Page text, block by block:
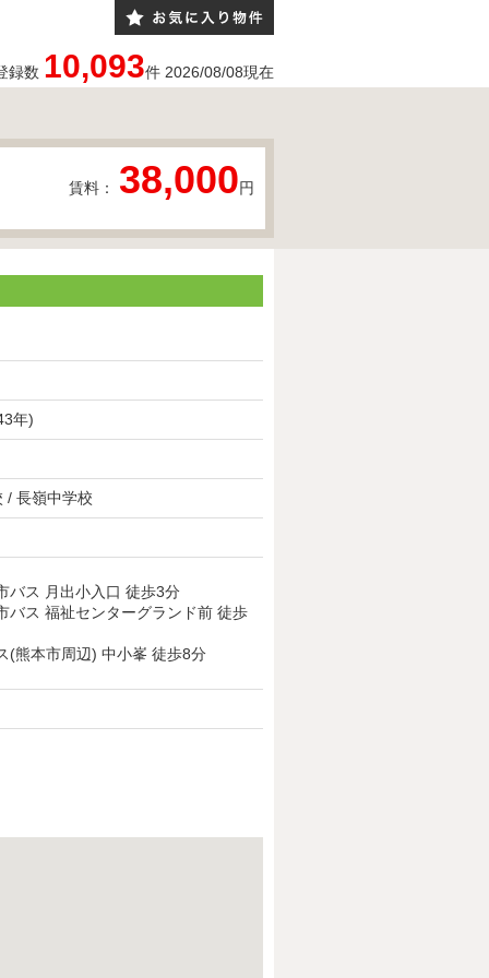
録数 10,093件 2026/08/08現在
賃料： 38,000円
年)
/ 長嶺中学校
バス 月出小入口 徒歩3分
バス 福祉センターグランド前 徒歩
(熊本市周辺) 中小峯 徒歩8分